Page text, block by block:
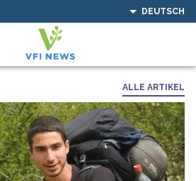
DEUTSCH
ALLE ARTIKEL